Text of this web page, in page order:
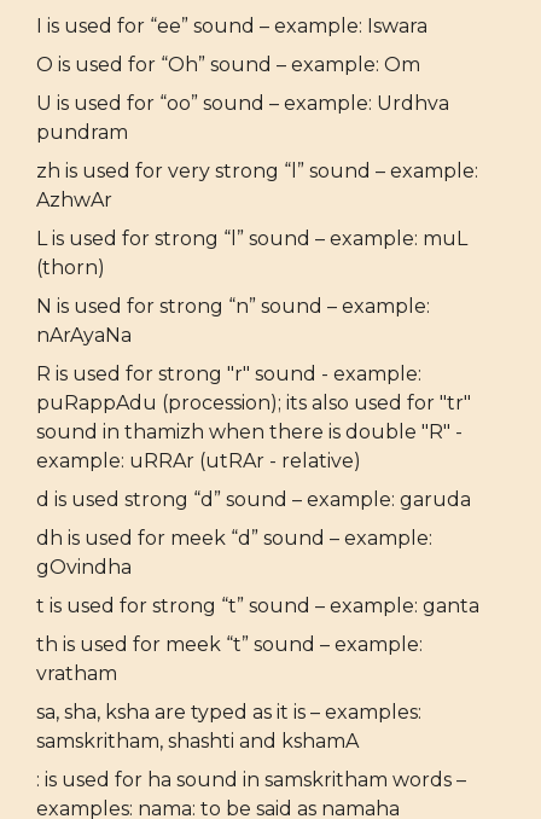
I is used for “ee” sound – example: Iswara
O is used for “Oh” sound – example: Om
U is used for “oo” sound – example: Urdhva
pundram
zh is used for very strong “l” sound – example:
AzhwAr
L is used for strong “l” sound – example: muL
(thorn)
N is used for strong “n” sound – example:
nArAyaNa
R is used for strong "r" sound - example:
puRappAdu (procession); its also used for "tr"
sound in thamizh when there is double "R" -
example: uRRAr (utRAr - relative)
d is used strong “d” sound – example: garuda
dh is used for meek “d” sound – example:
gOvindha
t is used for strong “t” sound – example: ganta
th is used for meek “t” sound – example:
vratham
sa, sha, ksha are typed as it is – examples:
samskritham, shashti and kshamA
: is used for ha sound in samskritham words –
examples: nama: to be said as namaha